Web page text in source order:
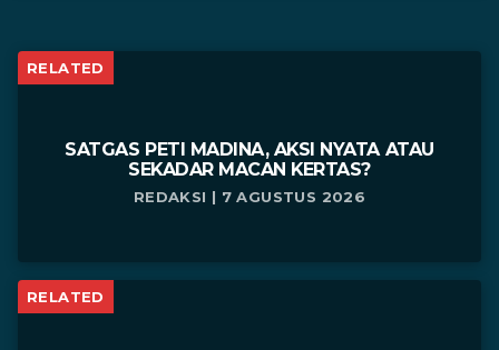
RELATED
SATGAS PETI MADINA, AKSI NYATA ATAU
SEKADAR MACAN KERTAS?
REDAKSI | 7 AGUSTUS 2026
RELATED